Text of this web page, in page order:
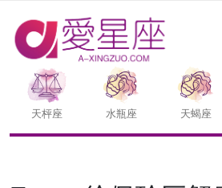
天枰座 水瓶座 天蝎座